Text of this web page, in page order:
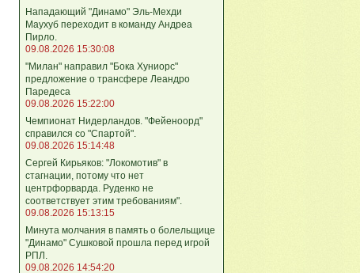
Нападающий "Динамо" Эль-Мехди
Маухуб переходит в команду Андреа
Пирло.
09.08.2026 15:30:08
"Милан" направил "Бока Хуниорс"
предложение о трансфере Леандро
Паредеса
09.08.2026 15:22:00
Чемпионат Нидерландов. "Фейеноорд"
справился со "Спартой".
09.08.2026 15:14:48
Сергей Кирьяков: "Локомотив" в
стагнации, потому что нет
центрфорварда. Руденко не
соответствует этим требованиям".
09.08.2026 15:13:15
Минута молчания в память о болельщице
"Динамо" Сушковой прошла перед игрой
РПЛ.
09.08.2026 14:54:20